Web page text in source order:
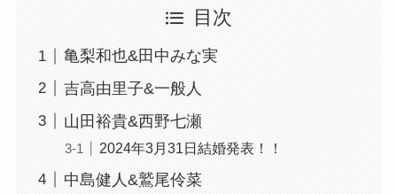
目次
亀梨和也&田中みな実
吉高由里子&一般人
山田裕貴&西野七瀬
2024年3月31日結婚発表！！
中島健人&鷲尾伶菜